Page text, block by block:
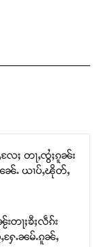
ႄႈ တႃႇၸွႆႈၵူၼ်း
ၼ်ႉ ယၢပ်ႇၽိုတ်ႇ
တႃႈၶီႈလဵၵ်း
ႁႄႉၼမ်ႉၵူၼ်ႇ